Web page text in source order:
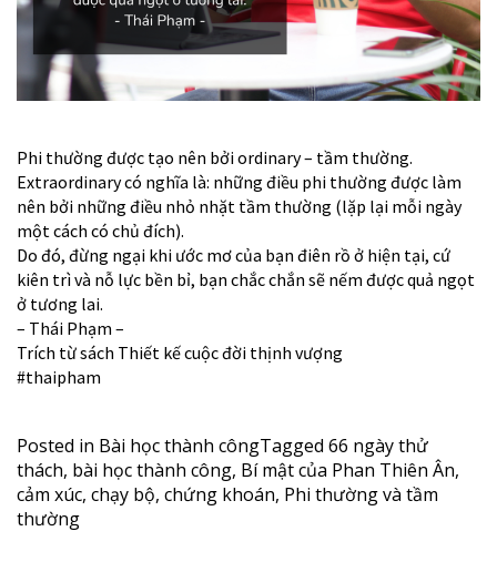
Phi thường được tạo nên bởi ordinary – tầm thường.
Extraordinary có nghĩa là: những điều phi thường được làm
nên bởi những điều nhỏ nhặt tầm thường (lặp lại mỗi ngày
một cách có chủ đích).
Do đó, đừng ngại khi ước mơ của bạn điên rồ ở hiện tại, cứ
kiên trì và nỗ lực bền bỉ, bạn chắc chắn sẽ nếm được quả ngọt
ở tương lai.
– Thái Phạm –
Trích từ sách Thiết kế cuộc đời thịnh vượng
#thaipham
Posted in Bài học thành côngTagged 66 ngày thử
thách, bài học thành công, Bí mật của Phan Thiên Ân,
cảm xúc, chạy bộ, chứng khoán, Phi thường và tầm
thường